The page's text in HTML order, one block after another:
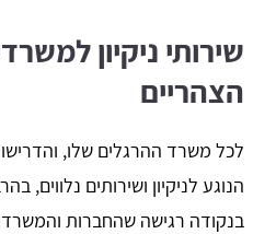
שירותי ניקיון
הצהריים
לכל משרד ההרגלים שלו,
הנוגע לניקיון ושירותים
בנקודה רגישה שהחברות